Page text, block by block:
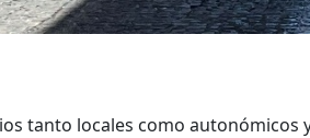
tanto locales como autonómicos